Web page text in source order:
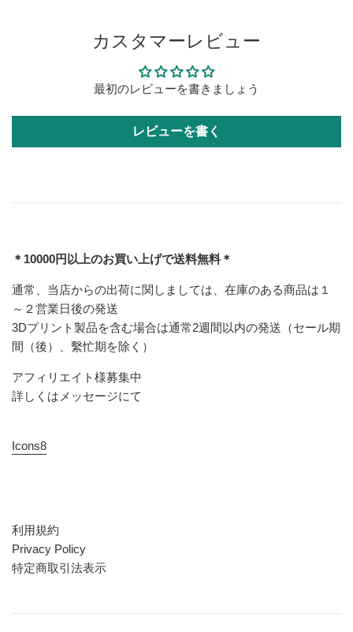
カスタマーレビュー
最初のレビューを書きましょう
レビューを書く
＊10000円以上のお買い上げで送料無料＊
通常、当店からの出荷に関しましては、在庫のある商品は１
～２営業日後の発送
3Dプリント製品を含む場合は通常2週間以内の発送（セール期
間（後）、繫忙期を除く）
アフィリエイト様募集中
詳しくはメッセージにて
Icons8
利用規約
Privacy Policy
特定商取引法表示